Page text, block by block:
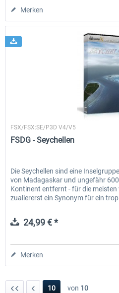
Merken
FSX/FSX:SE/P3D V4/V5
FSDG - Seychellen
Die Seychellen sind eine
von Madagaskar und ungefähr
Kontinent entfernt - für die
zuallererst ein Synonym für ein
24,99 € *
Merken
10 von 10